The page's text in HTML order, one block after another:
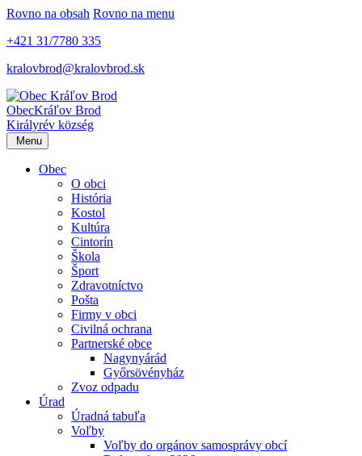
Rovno na obsah Rovno na menu
+421 31/7780 335
kralovbrod@kralovbrod.sk
ObecKráľov Brod
Királyrév község
Menu
Obec
O obci
História
Kostol
Kultúra
Cintorín
Škola
Šport
Zdravotníctvo
Pošta
Firmy v obci
Civilná ochrana
Partnerské obce
Nagynyárád
Győrsövényház
Zvoz odpadu
Úrad
Úradná tabuľa
Voľby
Voľby do orgánov samosprávy obcí